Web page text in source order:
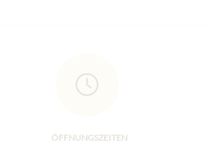
ÖFFNUNGSZEITEN